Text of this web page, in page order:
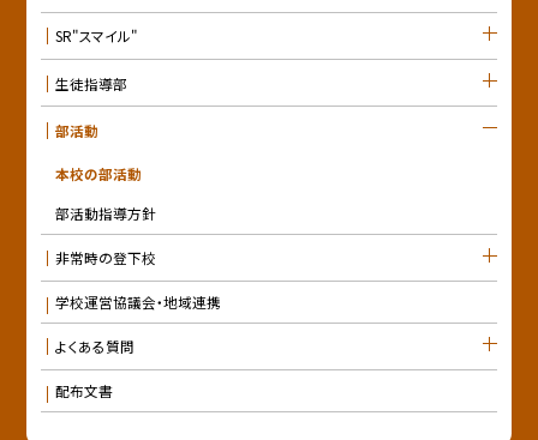
SR"スマイル"
生徒指導部
部活動
本校の部活動
部活動指導方針
非常時の登下校
学校運営協議会・地域連携
よくある質問
配布文書